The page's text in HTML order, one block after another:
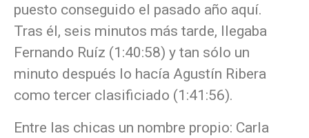
puesto conseguido el pasado año aquí.
Tras él, seis minutos más tarde, llegaba
Fernando Ruíz (1:40:58) y tan sólo un
minuto después lo hacía Agustín Ribera
como tercer clasificiado (1:41:56).
Entre las chicas un nombre propio: Carla